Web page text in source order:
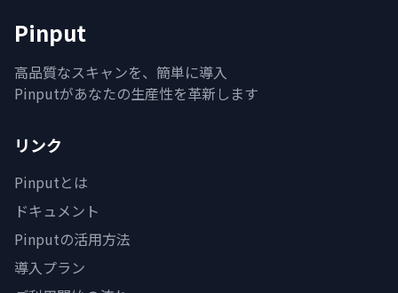
Pinput
高品質なスキャンを、簡単に導入
Pinputがあなたの生産性を革新します
リンク
Pinputとは
ドキュメント
Pinputの活用方法
導入プラン